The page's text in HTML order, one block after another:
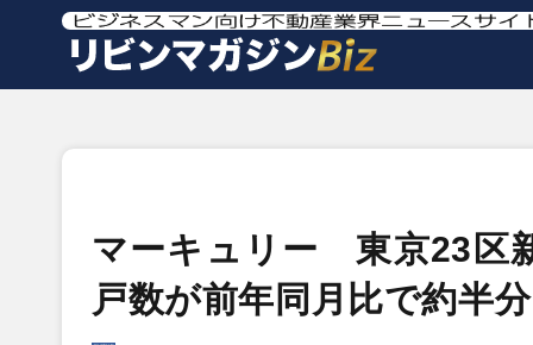
マーキュリー 東京23区
戸数が前年同月比で約半